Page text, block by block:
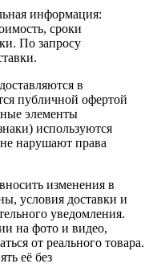
информация:
сроки
По запросу
в
публичной офертой
элементы
используются
нарушают права
изменения в
условия доставки и
уведомления.
на фото и видео,
от реального товара.
её без